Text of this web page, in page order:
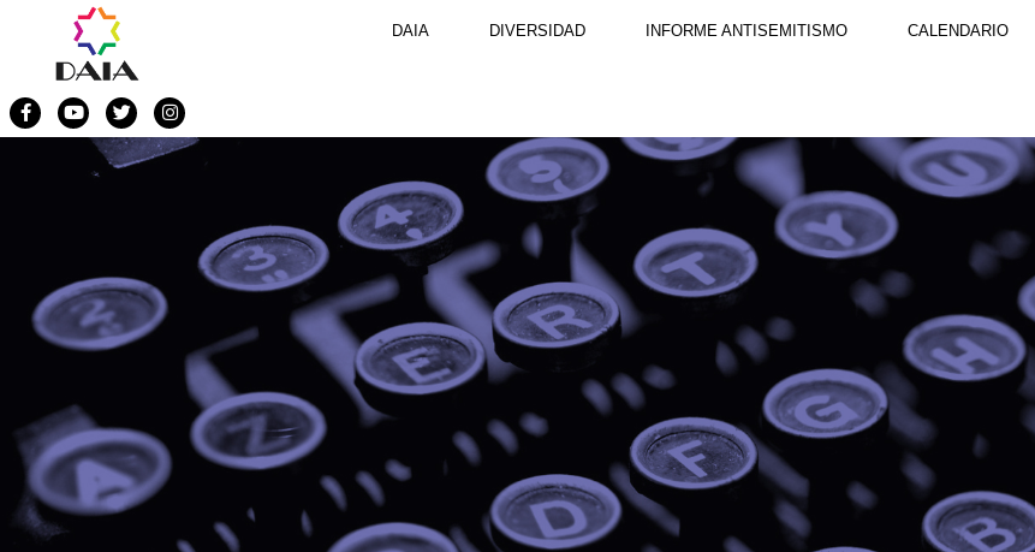
DAIA DIVERSIDAD INFORME ANTISEMITISMO CALENDARIO